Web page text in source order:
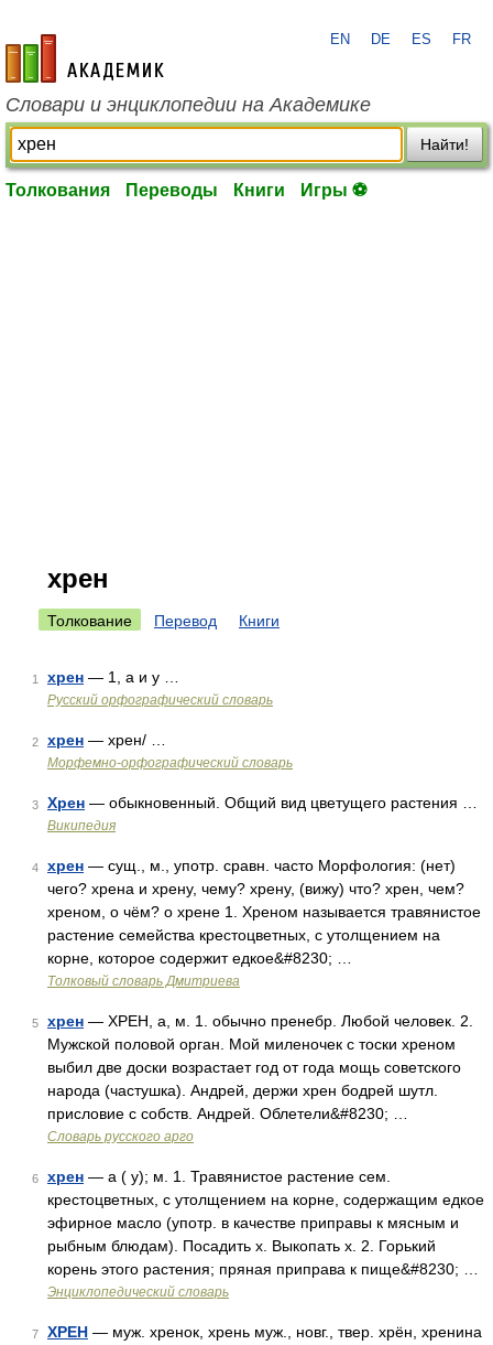
academic.ru
EN DE ES FR
Словари и энциклопедии на Академике
Найти!
Толкования Переводы Книги Игры ⚽
хрен
Толкование Перевод Книги
1 хрен — 1, а и у …
Русский орфографический словарь
2 хрен — хрен/ …
Морфемно-орфографический словарь
3 Хрен — обыкновенный. Общий вид цветущего растения …
Википедия
4 хрен — сущ., м., употр. сравн. часто Морфология: (нет)
чего? хрена и хрену, чему? хрену, (вижу) что? хрен, чем?
хреном, о чём? о хрене 1. Хреном называется травянистое
растение семейства крестоцветных, с утолщением на
корне, которое содержит едкое&#8230; …
Толковый словарь Дмитриева
5 хрен — ХРЕН, а, м. 1. обычно пренебр. Любой человек. 2.
Мужской половой орган. Мой миленочек с тоски хреном
выбил две доски возрастает год от года мощь советского
народа (частушка). Андрей, держи хрен бодрей шутл.
присловие с собств. Андрей. Облетели&#8230; …
Словарь русского арго
6 хрен — а ( у); м. 1. Травянистое растение сем.
крестоцветных, с утолщением на корне, содержащим едкое
эфирное масло (употр. в качестве приправы к мясным и
рыбным блюдам). Посадить х. Выкопать х. 2. Горький
корень этого растения; пряная приправа к пище&#8230; …
Энциклопедический словарь
7 ХРЕН — муж. хренок, хрень муж., новг., твер. хрён, хренина